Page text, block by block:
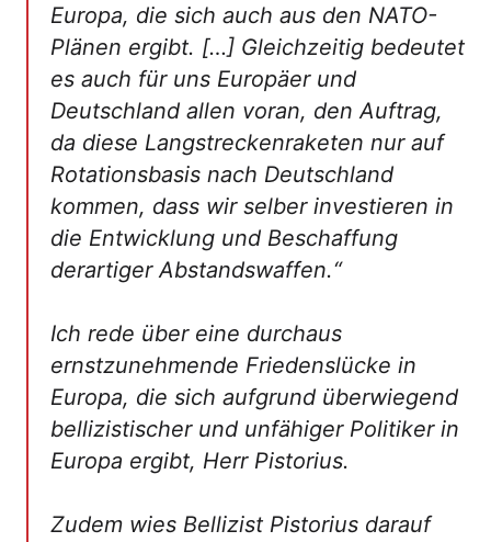
Europa, die sich auch aus den NATO-
Plänen ergibt. […] Gleichzeitig bedeutet
es auch für uns Europäer und
Deutschland allen voran, den Auftrag,
da diese Langstreckenraketen nur auf
Rotationsbasis nach Deutschland
kommen, dass wir selber investieren in
die Entwicklung und Beschaffung
derartiger Abstandswaffen.“
Ich rede über eine durchaus
ernstzunehmende Friedenslücke in
Europa, die sich aufgrund überwiegend
bellizistischer und unfähiger Politiker in
Europa ergibt, Herr Pistorius.
Zudem wies Bellizist Pistorius darauf